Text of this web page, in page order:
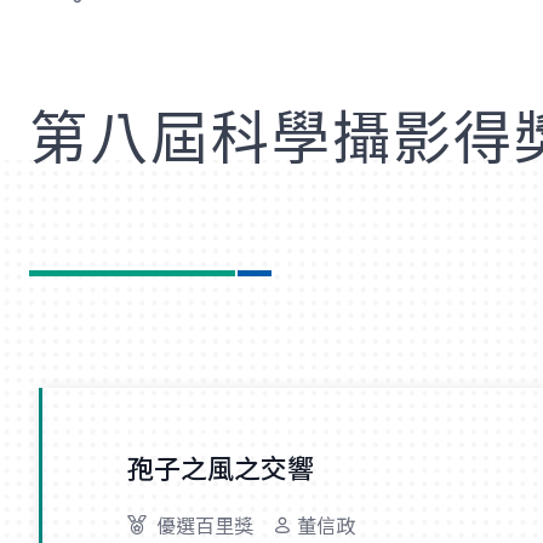
第八屆科學攝影得
孢子之風之交響
優選百里獎 董信政